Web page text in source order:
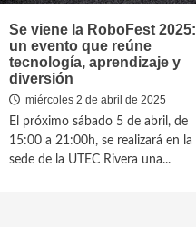
Se viene la RoboFest 2025:
un evento que reúne
tecnología, aprendizaje y
diversión
miércoles 2 de abril de 2025
El próximo sábado 5 de abril, de
15:00 a 21:00h, se realizará en la
sede de la UTEC Rivera una...